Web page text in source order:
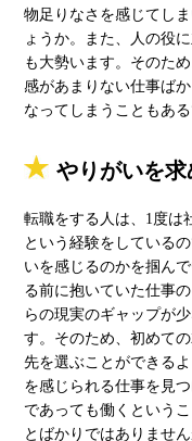
物足りなさを感じてし
ょうか。また、人の役
も大勢います。そのた
感があまりない仕事ば
なってしまうこともある
やりがいを
転職をする人は、1度は
という経験をしている
いを感じるのかを掴ん
る前に抱いていた仕事
らの現実のギャップが
す。そのため、初めて
先を選ぶことができる
を感じられる仕事を見
であっても働くという
とばかりではありませ